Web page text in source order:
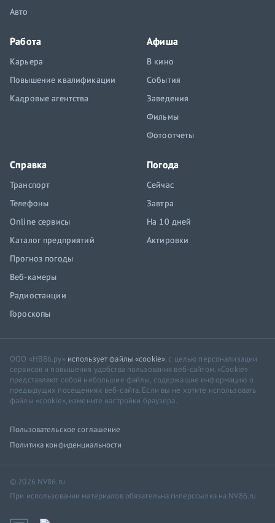
Авто
Работа
Карьера
Повышение квалификации
Кадровые агентства
Афиша
В кино
События
Заведения
Фильмы
Фотоотчеты
Справка
Транспорт
Телефоны
Online сервисы
Каталог предприятий
Прогноз погоды
Веб-камеры
Радиостанции
Гороскопы
Погода
Сейчас
Завтра
На 10 дней
Актировки
ООО «НВ86.ру» использует файлы «cookie», с целью персонализации
сервисов и повышения удобства пользования веб-сайтом. «Cookie»
представляют собой небольшие файлы, содержащие информацию о
предыдущих посещениях веб-сайта. Если вы не хотите использовать
файлы «cookie», измените настройки браузера.
Пользовательское соглашение
Политика конфиденциальности
© 2026 NV86.ru
При использовании материалов обязательна гиперссылка на NV86.ru